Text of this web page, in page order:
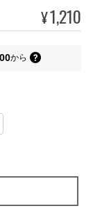
¥1,210
から